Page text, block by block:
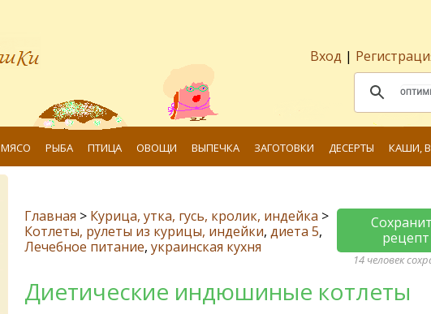
Вход |
МЯСО РЫБА ПТИЦА ОВОЩИ ВЫПЕЧКА ЗАГОТОВКИ ДЕСЕРТЫ КАШИ,
Главная > Курица, утка, гусь, кролик, индейка >
Котлеты, рулеты из курицы, индейки, диета 5,
Лечебное питание, украинская кухня
рецепт
14 человек
Диетические индюшиные котлеты